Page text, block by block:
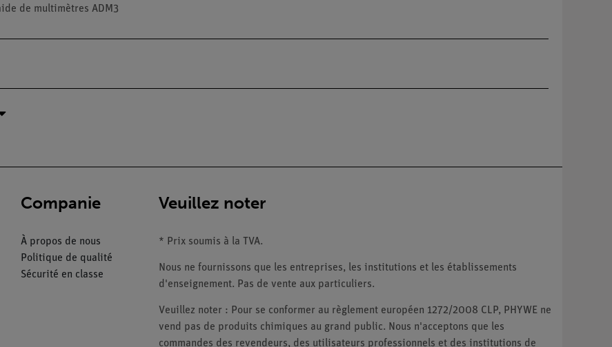
de multimètres ADM3
Companie
À propos de nous
Politique de qualité
Sécurité en classe
Veuillez noter
* Prix soumis à la TVA.
Nous ne fournissons que les entreprises, les institutions et les établissements
d'enseignement. Pas de vente aux particuliers.
Veuillez noter : Pour se conformer au règlement européen 1272/2008 CLP, PHYWE ne
vend pas de produits chimiques au grand public. Nous n'acceptons que les
commandes des revendeurs, des utilisateurs professionnels et des institutions de